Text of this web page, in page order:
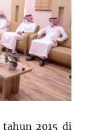
tahun 2015 di